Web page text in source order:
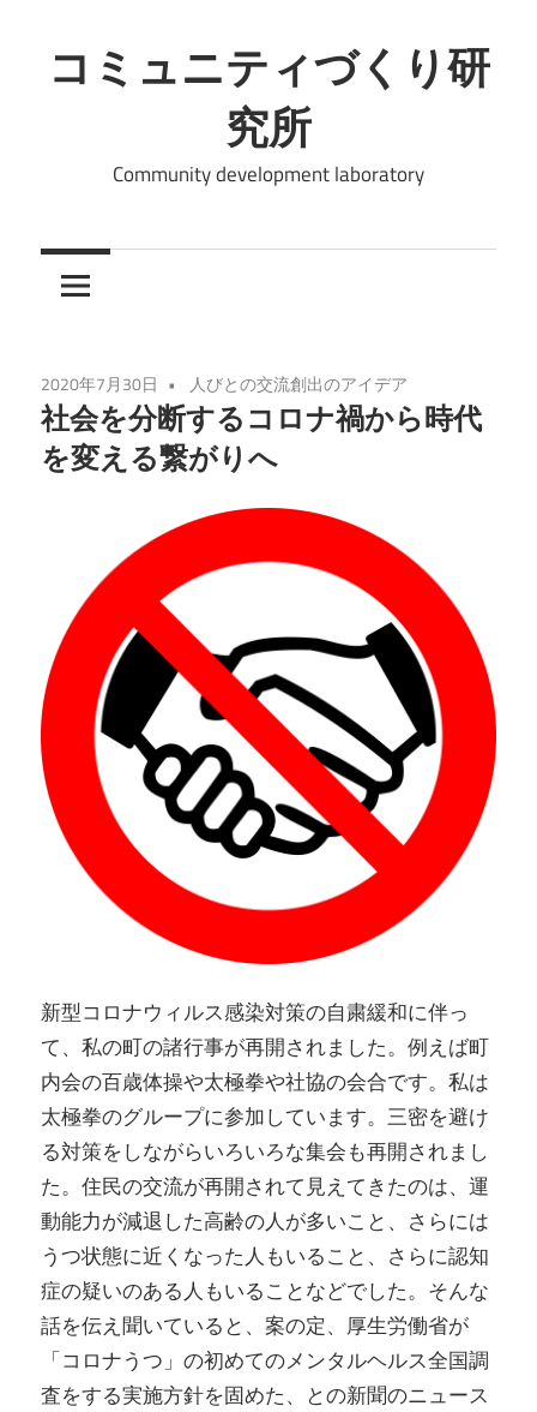
ン
テ
キ
コミュニティづくり研
究所
Community development laboratory
2020年7月30日 人びとの交流創出のアイデア
社会を分断するコロナ禍から時代
を変える繋がりへ
新型コロナウィルス感染対策の自粛緩和に伴っ
て、私の町の諸行事が再開されました。例えば町
内会の百歳体操や太極拳や社協の会合です。私は
太極拳のグループに参加しています。三密を避け
る対策をしながらいろいろな集会も再開されまし
た。住民の交流が再開されて見えてきたのは、運
動能力が減退した高齢の人が多いこと、さらには
うつ状態に近くなった人もいること、さらに認知
症の疑いのある人もいることなどでした。そんな
話を伝え聞いていると、案の定、厚生労働省が
「コロナうつ」の初めてのメンタルヘルス全国調
査をする実施方針を固めた、との新聞のニュース